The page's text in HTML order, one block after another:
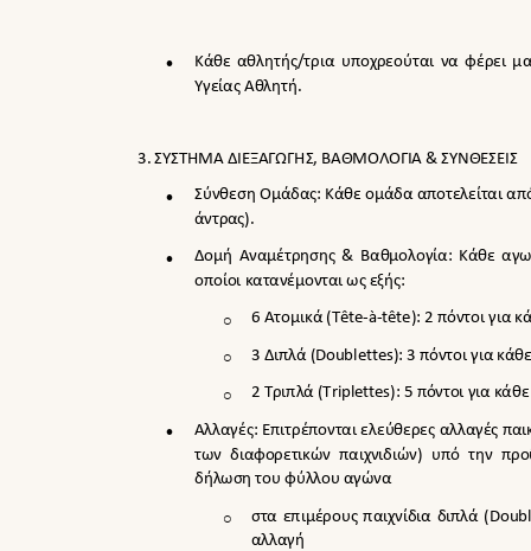

Κάθε αθλητής/τρια υποχρεούται να φέρει
Υγείας Αθλητή.
3. ΣΥΣΤΗΜΑ ΔΙΕΞΑΓΩΓΗΣ, ΒΑΘΜΟΛΟΓΙΑ & ΣΥΝΘΕΣΕΙΣ
 Σύνθεση Ομάδας: Κάθε ομάδα αποτελείται
άντρας).

Δομή Αναμέτρησης & Βαθμολογία: Κάθε
οποίοι κατανέμονται ως εξής:
o
o
o
6 Ατομικά (Tête-à-tête): 2 πόντοι για
3 Διπλά (Doublettes): 3 πόντοι για
2 Τριπλά (Triplettes): 5 πόντοι για
 Αλλαγές: Επιτρέπονται ελεύθερες αλλαγές
των διαφορετικών παιχνιδιών) υπό την
δήλωση του φύλλου αγώνα
o στα επιμέρους παιχνίδια διπλά (
αλλαγή